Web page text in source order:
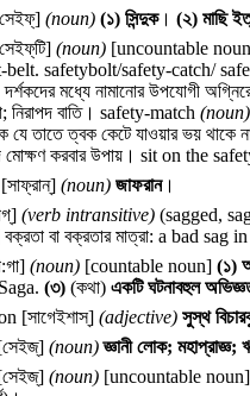
(noun) (১) সিন্দুক। (২) মাছি
(noun) [uncountable
belt. safetybolt/safety-catch/
দর্শকদের মধ্যে নামানোর উপযোগী
বাতি। safety-match (noun)
যে তাতে ত্বক কেটে যাওয়ার ভয় থাকে
করবার উপায়। sit on the
[সাফ্‌রান্] (noun) জাফরান।
(verb intransitive) (sagged,
বা বক্রতার মাত্রা: a bad
(noun) [countable noun] (১)
(৩) (কথা) একটি ঘটনাবহুল
[সাগেইশাস্] (adjective) সুস্থ
(noun) জ্ঞানী লোক; মহাপ্রাজ্ঞ;
(noun) [uncountable noun]